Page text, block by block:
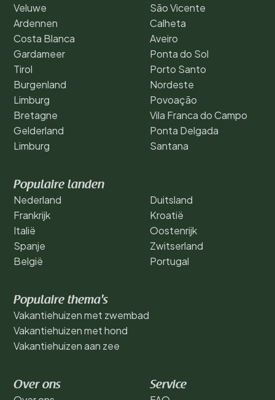
Veluwe
Ardennen
Costa Blanca
Gardameer
Tirol
Burgenland
Limburg
Bretagne
Gelderland
Limburg
São Vicente
Calheta
Aveiro
Ponta do Sol
Porto Santo
Nordeste
Povoação
Vila Franca do Campo
Ponta Delgada
Santana
Populaire landen
Nederland
Frankrijk
Italië
Spanje
België
Duitsland
Kroatië
Oostenrijk
Zwitserland
Portugal
Populaire thema's
Vakantiehuizen met zwembad
Vakantiehuizen met hond
Vakantiehuizen aan zee
Over ons Service